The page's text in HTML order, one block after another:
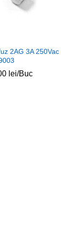
2AG 3A 250Vac
lei/Buc
lei